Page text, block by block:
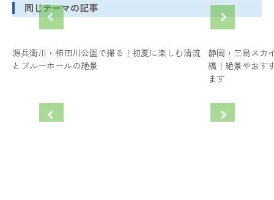
同じテーマの記事
源兵衛川・柿田川公園で撮る！初夏に楽しむ清流
とブルーホールの絶景
静岡・三島スカ
橋！絶景やおす
ます